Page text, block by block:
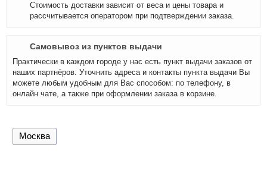
Стоимость доставки зависит от веса и цены товара и
рассчитывается оператором при подтверждении заказа.
Самовывоз из пунктов выдачи
Практически в каждом городе у нас есть пункт выдачи заказов от
наших партнёров. Уточнить адреса и контакты пункта выдачи Вы
можете любым удобным для Вас способом: по телефону, в
онлайн чате, а также при оформлении заказа в корзине.
Москва